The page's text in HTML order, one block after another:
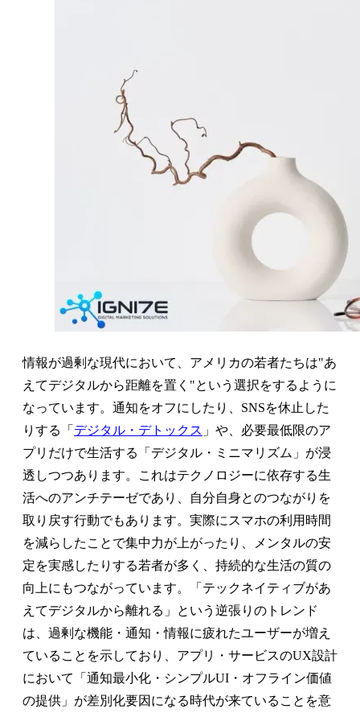
情報が過剰な現代において、アメリカの若者たちは"あ
えてデジタルから距離を置く"という選択をするように
なっています。通知をオフにしたり、SNSを休止した
りする「 デジタル・デトックス 」や、必要最低限のア
プリだけで生活する「デジタル・ミニマリズム」が浸
透しつつあります。これはテクノロジーに依存する生
活へのアンチテーゼであり、自分自身とのつながりを
取り戻す行動でもあります。実際にスマホの利用時間
を減らしたことで集中力が上がったり、メンタルの安
定を実感したりする若者が多く、持続的な生活の質の
向上にもつながっています。「テックネイティブがあ
えてデジタルから離れる」という逆張りのトレンド
は、過剰な機能・通知・情報に疲れたユーザーが増え
ていることを示しており、アプリ・サービスのUX設計
において「通知最小化・シンプルUI・オフライン価値
の提供」が差別化要因になる時代が来ていることを意